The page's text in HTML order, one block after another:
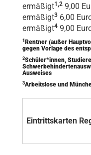
ermäßigt1,2 9,00
ermäßigt3 6,00
ermäßigt4 9,00
1 Rentner (außer
gegen Vorlage des
2Schüler*innen,
Ausweises
3Arbeitslose und
Eintrittskarten